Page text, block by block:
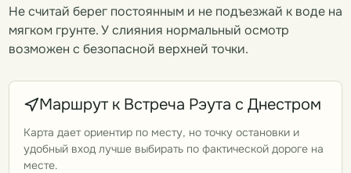
Не считай берег постоянным и не подъезжай к воде на
мягком грунте. У слияния нормальный осмотр
возможен с безопасной верхней точки.
Маршрут к Встреча Рэута с Днестром
Карта дает ориентир по месту, но точку остановки и
удобный вход лучше выбирать по фактической дороге на
месте.